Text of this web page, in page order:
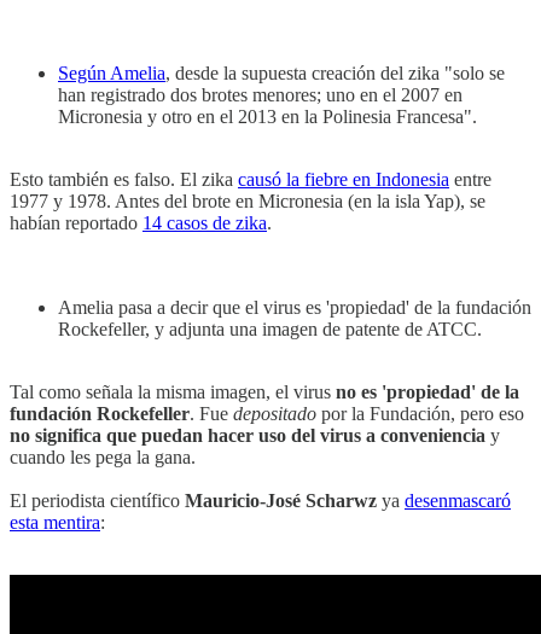
Según Amelia, desde la supuesta creación del zika "solo se
han registrado dos brotes menores; uno en el 2007 en
Micronesia y otro en el 2013 en la Polinesia Francesa".
Esto también es falso. El zika causó la fiebre en Indonesia entre
1977 y 1978. Antes del brote en Micronesia (en la isla Yap), se
habían reportado 14 casos de zika.
Amelia pasa a decir que el virus es 'propiedad' de la fundación
Rockefeller, y adjunta una imagen de patente de ATCC.
Tal como señala la misma imagen, el virus no es 'propiedad' de la
fundación Rockefeller. Fue depositado por la Fundación, pero eso
no significa que puedan hacer uso del virus a conveniencia y
cuando les pega la gana.
El periodista científico Mauricio-José Scharwz ya desenmascaró
esta mentira: